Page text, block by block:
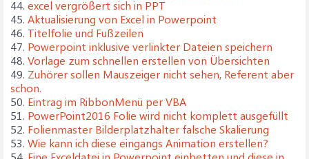
44. excel vergrößert sich in PPT
45. Aktualisierung von Excel in Powerpoint
46. Titelfolie und Fußzeilen
47. Powerpoint inklusive verlinkter Dateien speichern
48. Vorlage zum schnellen erstellen von Übersichten
49. Zuhörer sollen Mauszeiger nicht sehen, Referent aber
schon.
50. Eintrag im RibbonMenü per VBA
51. PowerPoint2016 Folie wird nicht komplett ausgefüllt
52. Folienmaster Bilderplatzhalter falsche Skalierung
53. Wie kann ich diese eingangs Animation erstellen?